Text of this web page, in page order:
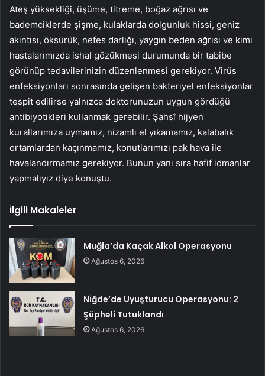
Ateş yüksekliği, üşüme, titreme, boğaz ağrısı ve
bademciklerde şişme, kulaklarda dolgunluk hissi, geniz
akıntısı, öksürük, nefes darlığı, yaygın beden ağrısı ve kimi
hastalarımızda ishal gözükmesi durumunda bir tabibe
görünüp tedavilerinizin düzenlenmesi gerekiyor. Virüs
enfeksiyonları sonrasında gelişen bakteriyel enfeksiyonlar
tespit edilirse yalnızca doktorunuzun uygun gördüğü
antibiyotikleri kullanmak gerebilir. Şahsî hijyen
kurallarımıza uymamız, nizamlı el yıkamamız, kalabalık
ortamlardan kaçınmamız, konutlarımızı pak hava ile
havalandırmamız gerekiyor. Bunun yanı sıra hafif idmanlar
yapmalıyız diye konuştu.
İlgili Makaleler
Muğla’da Kaçak Alkol Operasyonu
Ağustos 6, 2026
Niğde’de Uyuşturucu Operasyonu: 2
Şüpheli Tutuklandı
Ağustos 6, 2026